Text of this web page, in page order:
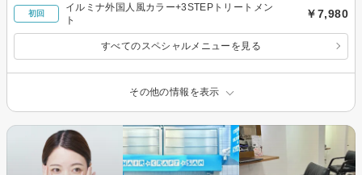
初回
イルミナ外国人風カラー+3STEPトリートメン
ト
￥7,980
すべてのスペシャルメニューを見る
その他の情報を表示